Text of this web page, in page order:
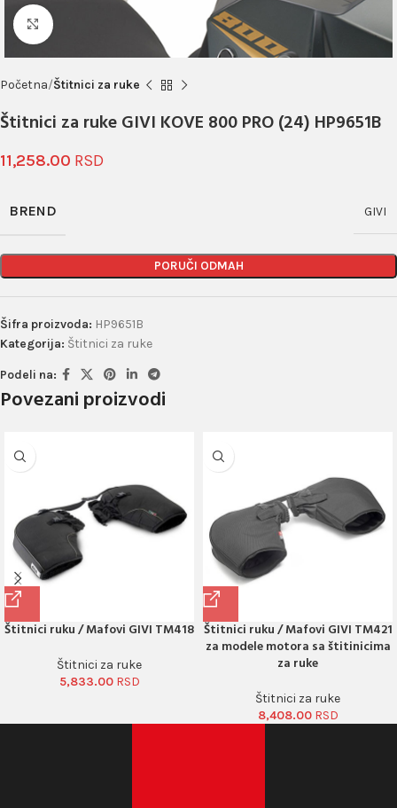
Click to enlarge
Početna Štitnici za ruke
Štitnici za ruke GIVI KOVE 800 PRO (24) HP9651B
11,258.00
BREND GIVI
PORUČI ODMAH
Šifra proizvoda: HP9651B
Kategorija: Štitnici za ruke
Podeli na:
Povezani proizvodi
Štitnici ruku / Mafovi GIVI TM418
Štitnici za ruke
5,833.00
Štitnici ruku / Mafovi GIVI TM421
za modele motora sa štitinicima
za ruke
Štitnici za ruke
8,408.00